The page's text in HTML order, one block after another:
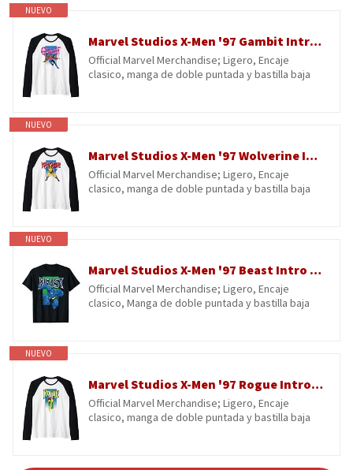
NUEVO
Marvel Studios X-Men '97 Gambit Intro Pose & Logo Camiseta Manga Raglan
Official Marvel Merchandise; Ligero, Encaje
clasico, manga de doble puntada y bastilla baja
NUEVO
Marvel Studios X-Men '97 Wolverine Intro Pose & Logo Camiseta Manga Raglan
Official Marvel Merchandise; Ligero, Encaje
clasico, manga de doble puntada y bastilla baja
NUEVO
Marvel Studios X-Men '97 Beast Intro Pose & Logo Camiseta
Official Marvel Merchandise; Ligero, Encaje
clasico, Manga de doble puntada y bastilla baja
NUEVO
Marvel Studios X-Men '97 Rogue Intro Pose & Logo Camiseta Manga Raglan
Official Marvel Merchandise; Ligero, Encaje
clasico, manga de doble puntada y bastilla baja